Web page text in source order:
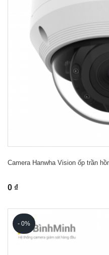
Camera Hanwha Vision ốp trần
0 ₫
- 0%